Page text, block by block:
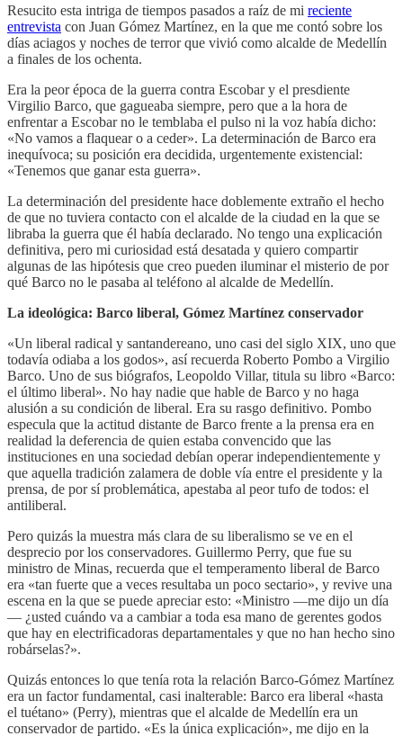
Resucito esta intriga de tiempos pasados a raíz de mi reciente
entrevista con Juan Gómez Martínez, en la que me contó sobre los
días aciagos y noches de terror que vivió como alcalde de Medellín
a finales de los ochenta.
Era la peor época de la guerra contra Escobar y el presdiente
Virgilio Barco, que gagueaba siempre, pero que a la hora de
enfrentar a Escobar no le temblaba el pulso ni la voz había dicho:
«No vamos a flaquear o a ceder». La determinación de Barco era
inequívoca; su posición era decidida, urgentemente existencial:
«Tenemos que ganar esta guerra».
La determinación del presidente hace doblemente extraño el hecho
de que no tuviera contacto con el alcalde de la ciudad en la que se
libraba la guerra que él había declarado. No tengo una explicación
definitiva, pero mi curiosidad está desatada y quiero compartir
algunas de las hipótesis que creo pueden iluminar el misterio de por
qué Barco no le pasaba al teléfono al alcalde de Medellín.
La ideológica: Barco liberal, Gómez Martínez conservador
«Un liberal radical y santandereano, uno casi del siglo XIX, uno que
todavía odiaba a los godos», así recuerda Roberto Pombo a Virgilio
Barco. Uno de sus biógrafos, Leopoldo Villar, titula su libro «Barco:
el último liberal». No hay nadie que hable de Barco y no haga
alusión a su condición de liberal. Era su rasgo definitivo. Pombo
especula que la actitud distante de Barco frente a la prensa era en
realidad la deferencia de quien estaba convencido que las
instituciones en una sociedad debían operar independientemente y
que aquella tradición zalamera de doble vía entre el presidente y la
prensa, de por sí problemática, apestaba al peor tufo de todos: el
antiliberal.
Pero quizás la muestra más clara de su liberalismo se ve en el
desprecio por los conservadores. Guillermo Perry, que fue su
ministro de Minas, recuerda que el temperamento liberal de Barco
era «tan fuerte que a veces resultaba un poco sectario», y revive una
escena en la que se puede apreciar esto: «Ministro —me dijo un día
— ¿usted cuándo va a cambiar a toda esa mano de gerentes godos
que hay en electrificadoras departamentales y que no han hecho sino
robárselas?».
Quizás entonces lo que tenía rota la relación Barco-Gómez Martínez
era un factor fundamental, casi inalterable: Barco era liberal «hasta
el tuétano» (Perry), mientras que el alcalde de Medellín era un
conservador de partido. «Es la única explicación», me dijo en la